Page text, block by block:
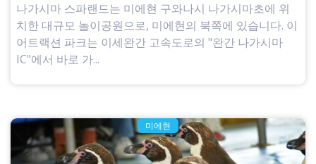
나가시마 스파랜드는 미에현 구와나시 나가시마초에 위
치한 대규모 놀이공원으로, 미에현의 북쪽에 있습니다. 이
어트랙션 파크는 이세완간 고속도로의 "완간 나가시마
IC"에서 바로 가...
미에현